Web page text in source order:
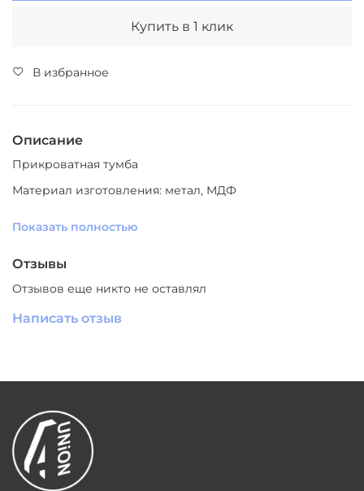
Купить в 1 клик
В избранное
Описание
Прикроватная тумба
Материал изготовления: метал, МДФ
Показать полностью
Отзывы
Отзывов еще никто не оставлял
Написать отзыв